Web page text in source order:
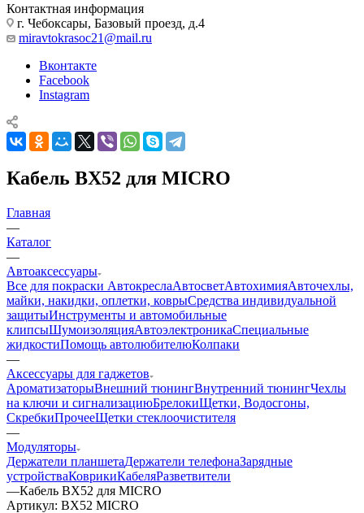
Контактная информация
г. Чебоксары, Базовый проезд, д.4
miravtokrasoc21@mail.ru
Вконтакте
Facebook
Instagram
Кабель BX52 для MICRO
Главная
—
Каталог
—
Автоаксессуары
Все для покраски АвтокреслаАвтосветАвтохимияАвточехлы,
майки, накидки, оплетки, коврыСредства индивидуальной
защитыИнструменты и автомобильные
клипсыШумоизоляцияАвтоэлектроникаСпециальные
жидкостиПомощь автолюбителюКолпаки
—
Аксессуары для гаджетов
АроматизаторыВнешний тюнингВнутренний тюнингЧехлы
на ключи и сигнализациюБрелокиЩетки, Водосгоны,
СкребкиПрочееЩетки стеклоочистителя
—
Модуляторы
Держатели планшетаДержатели телефонаЗарядные
устройстваКоврикиКабеляРазветвители
—Кабель BX52 для MICRO
Артикул: BX52 MICRO